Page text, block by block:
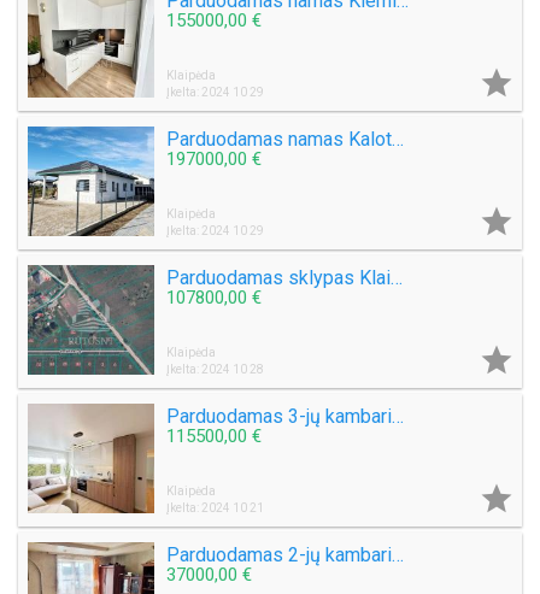
155000,00 €
Klaipėda
Įkelta: 2024 10 29

Parduodamas namas Kalotės k.
197000,00 €
Klaipėda
Įkelta: 2024 10 29

Parduodamas sklypas Klaipėdos m., Tauralaukyje
107800,00 €
Klaipėda
Įkelta: 2024 10 28

Parduodamas 3-jų kambarių butas Taikos pr.
115500,00 €
Klaipėda
Įkelta: 2024 10 21

Parduodamas 2-jų kambarių butas Tilžės g.
37000,00 €